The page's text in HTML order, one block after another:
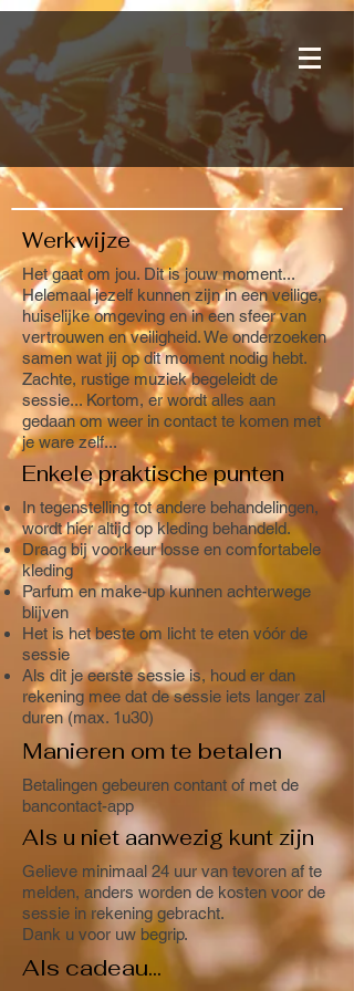
Werkwijze
Het gaat om jou. Dit is jouw moment...
Helemaal jezelf kunnen zijn in een veilige,
huiselijke omgeving en in een sfeer van
vertrouwen en veiligheid. We onderzoeken
samen wat jij op dit moment nodig hebt.
Zachte, rustige muziek begeleidt de
sessie... Kortom, er wordt alles aan
gedaan om weer in contact te komen met
je ware zelf...
Enkele praktische punten
In tegenstelling tot andere behandelingen,
wordt hier altijd op kleding behandeld.
Draag bij voorkeur losse en comfortabele
kleding
Parfum en make-up kunnen achterwege
blijven
Het is het beste om licht te eten vóór de
sessie
Als dit je eerste sessie is, houd er dan
rekening mee dat de sessie iets langer zal
duren (max. 1u30)
Manieren om te betalen
Betalingen gebeuren contant of met de
bancontact-app
Als u niet aanwezig kunt zijn
Gelieve minimaal 24 uur van tevoren af te
melden, anders worden de kosten voor de
sessie in rekening gebracht.
Dank u voor uw begrip.
Als cadeau...